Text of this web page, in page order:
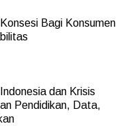
Bagi Konsumen
dan Krisis
Pendidikan, Data,